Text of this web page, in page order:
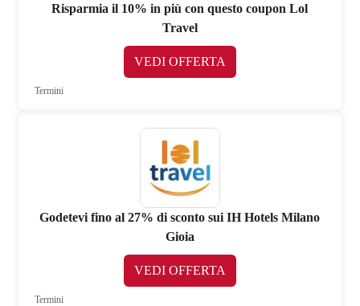
Risparmia il 10% in più con questo coupon Lol
Travel
VEDI OFFERTA
Termini
Godetevi fino al 27% di sconto sui IH Hotels Milano
Gioia
VEDI OFFERTA
Termini